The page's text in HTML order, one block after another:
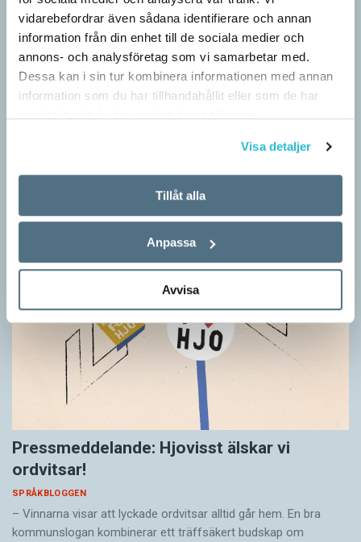
vidarebefordrar även sådana identifierare och annan
information från din enhet till de sociala medier och
annons- och analysföretag som vi samarbetar med.
Dessa kan i sin tur kombinera informationen med annan
information som du har tillhandahållit eller som de har
Visa detaljer
Tillåt alla
Anpassa
Avvisa
Grundsärskola byter namn till anpassad grundskola och
gymnasiesärskolan till anpassad gymnasieskola. En som har
stor del i att detta namnbyte sker är artonåriga Leo Lust…
Pressmeddelande: Hjovisst älskar vi
ordvitsar!
SPRÅKBLOGGEN
– Vinnarna visar att lyckade ordvitsar alltid går hem. En bra
kommunslogan kombinerar ett träffsäkert budskap om